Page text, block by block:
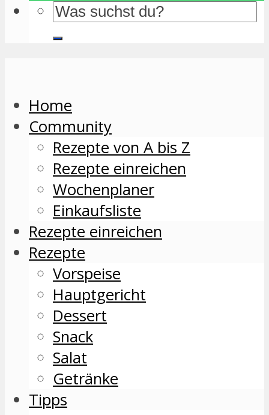
Home
Community
Rezepte von A bis Z
Rezepte einreichen
Wochenplaner
Einkaufsliste
Rezepte einreichen
Rezepte
Vorspeise
Hauptgericht
Dessert
Snack
Salat
Getränke
Tipps